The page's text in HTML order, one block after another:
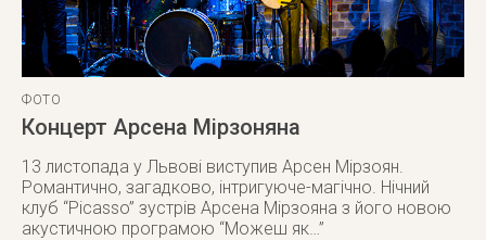
ФОТО
Концерт Арсена Мірзоняна
13 листопада у Львові виступив Арсен Мірзоян.
Романтично, загадково, інтригуюче-магічно. Нічний
клуб “Picasso” зустрів Арсена Мірзояна з його новою
акустичною програмою “Можеш як…”